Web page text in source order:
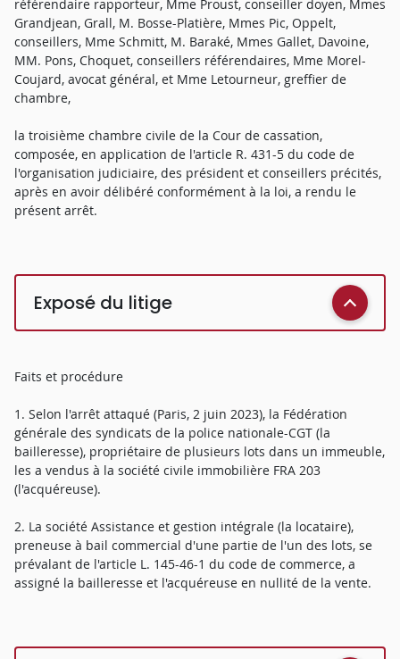
référendaire rapporteur, Mme Proust, conseiller doyen, Mmes
Grandjean, Grall, M. Bosse-Platière, Mmes Pic, Oppelt,
conseillers, Mme Schmitt, M. Baraké, Mmes Gallet, Davoine,
MM. Pons, Choquet, conseillers référendaires, Mme Morel-
Coujard, avocat général, et Mme Letourneur, greffier de
chambre,
la troisième chambre civile de la Cour de cassation,
composée, en application de l'article R. 431-5 du code de
l'organisation judiciaire, des président et conseillers précités,
après en avoir délibéré conformément à la loi, a rendu le
présent arrêt.
Exposé du litige
Faits et procédure
1. Selon l'arrêt attaqué (Paris, 2 juin 2023), la Fédération
générale des syndicats de la police nationale-CGT (la
bailleresse), propriétaire de plusieurs lots dans un immeuble,
les a vendus à la société civile immobilière FRA 203
(l'acquéreuse).
2. La société Assistance et gestion intégrale (la locataire),
preneuse à bail commercial d'une partie de l'un des lots, se
prévalant de l'article L. 145-46-1 du code de commerce, a
assigné la bailleresse et l'acquéreuse en nullité de la vente.